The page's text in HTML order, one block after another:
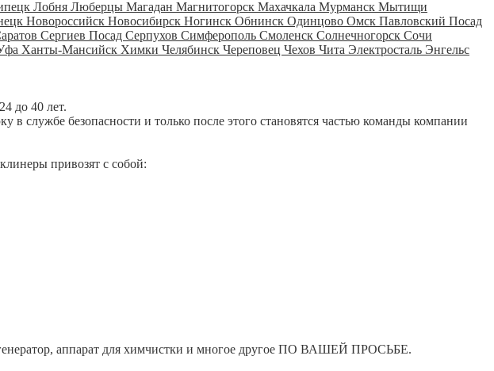
Лобня Люберцы Магадан Магнитогорск Махачкала Мурманск Мытищи
Новороссийск Новосибирск Ногинск Обнинск Одинцово Омск Павловский Посад
Сергиев Посад Серпухов Симферополь Смоленск Солнечногорск Сочи
Ханты-Мансийск Химки Челябинск Череповец Чехов Чита Электросталь Энгельс
до 40 лет.
службе безопасности и только после этого становятся частью команды компании
привозят с собой:
аппарат для химчистки и многое другое ПО ВАШЕЙ ПРОСЬБЕ.